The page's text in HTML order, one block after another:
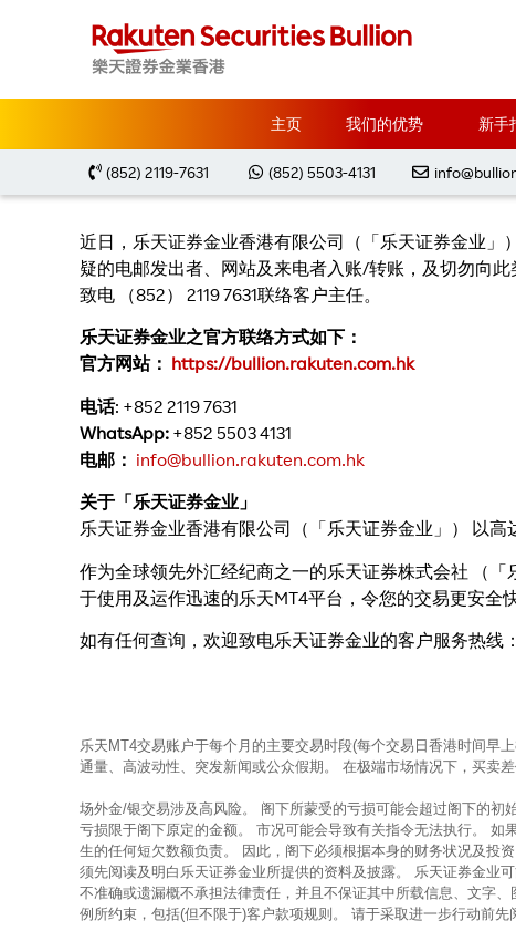
主页 我们的优势 新手
(852) 2119-7631 (852) 5503-4131
主页 关于我们 新闻稿 【严正声明】 关于假冒
【
近日，乐天证券金业香港有限公司（「乐天证券金业
疑的电邮发出者、网站及来电者入账/转账，及切勿向
致电 （852） 2119 7631联络客户主任。
乐天证券金业之官方联络方式如下：
官方网站： https://bullion.rakuten.com.hk
电话: +852 2119 7631
WhatsApp: +852 5503 4131
电邮： info@bullion.rakuten.com.hk
关于「乐天证券金业」
乐天证券金业香港有限公司（「乐天证券金业」） 以
作为全球领先外汇经纪商之一的乐天证券株式会社 （
于使用及运作迅速的乐天MT4平台，令您的交易更安全快
如有任何查询，欢迎致电乐天证券金业的客户服务热线
乐天MT4交易账户于每个月的主要交易时段(每个交易日香港时间早
通量、高波动性、突发新闻或公众假期。 在极端市场情况下，买卖
场外金/银交易涉及高风险。 阁下所蒙受的亏损可能会超过阁下的
亏损限于阁下原定的金额。 市况可能会导致有关指令无法执行。
生的任何短欠数额负责。 因此，阁下必须根据本身的财务状况及投
须先阅读及明白乐天证券金业所提供的资料及披露。 乐天证券金业
不准确或遗漏概不承担法律责任，并且不保证其中所载信息、文字
例所约束，包括(但不限于)客户款项规则。 请于采取进一步行动前先